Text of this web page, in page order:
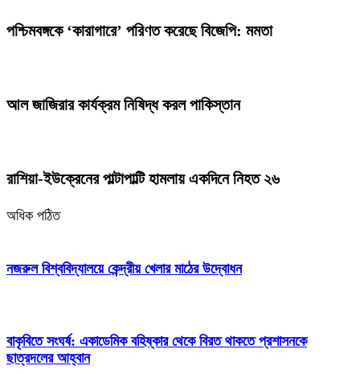
পশ্চিমবঙ্গকে ‘কারাগারে’ পরিণত করেছে বিজেপি: মমতা
আল জাজিরার কার্যক্রম নিষিদ্ধ করল পাকিস্তান
রাশিয়া-ইউক্রেনের পাল্টাপাল্টি হামলায় একদিনে নিহত ২৬
অধিক পঠিত
নজরুল বিশ্ববিদ্যালয়ে কেন্দ্রীয় খেলার মাঠের উদ্বোধন
বাকৃবিতে সংঘর্ষ: একাডেমিক বহিষ্কার থেকে বিরত থাকতে প্রশাসনকে
ছাত্রদলের আহ্বান